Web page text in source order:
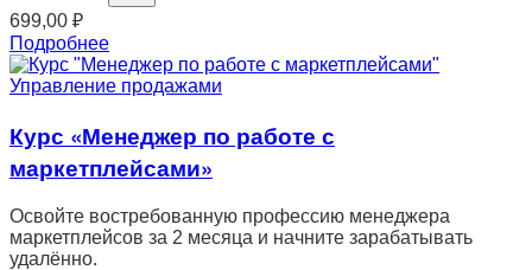
699,00 ₽
Подробнее
Управление продажами
Курс «Менеджер по работе с
маркетплейсами»
Освойте востребованную профессию менеджера
маркетплейсов за 2 месяца и начните зарабатывать
удалённо.